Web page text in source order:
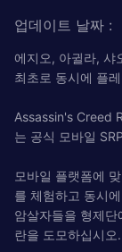
업데이트 날짜 :
에지오, 아귈라, 샤
최초로 동시에 플
Assassin's Creed
는 공식 모바일
모바일 플랫폼에
를 체험하고 동시
암살자들을 형제
란을 도모하십시오.